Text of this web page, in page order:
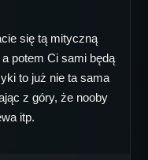
się tą mityczną
potem Ci sami będą
to już nie ta sama
z góry, że nooby
itp.